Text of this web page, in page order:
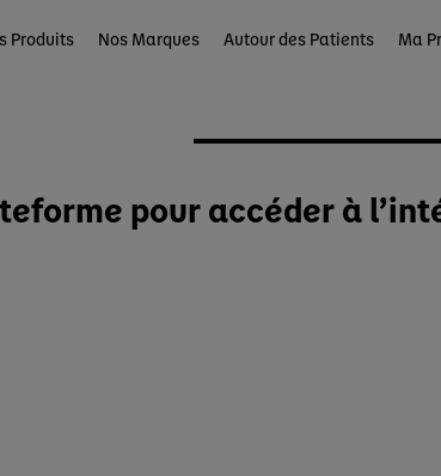
Produits Nos Marques Autour des Patients Ma
pour accéder à